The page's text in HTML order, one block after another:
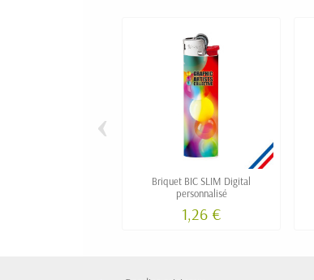
Briquet BIC SLIM Digital
personnalisé
1,26 €
‹